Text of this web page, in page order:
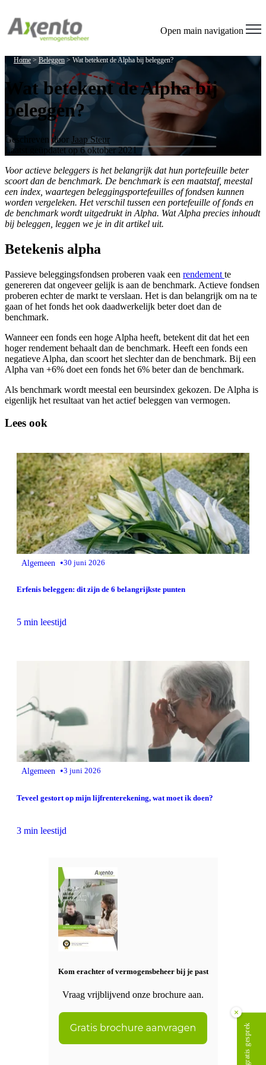
All
Accessibility
screen
reader.
start
the
in
One
Accessibility
screen
reader,
press
"Ctrl
+
/".
shortcut
activates
screen
reader
to
help
you
and
interact
with
the
Open main navigation
Home > Beleggen > Wat betekent de Alpha bij beleggen?
Wat betekent de Alpha bij
beleggen?
Geschreven door Jaap Steur
Laatst geüpdatet op 6 oktober 2021
Voor actieve beleggers is het belangrijk dat hun portefeuille beter
scoort dan de benchmark. De benchmark is een maatstaf, meestal
een index, waartegen beleggingsportefeuilles of fondsen kunnen
worden vergeleken. Het verschil tussen een portefeuille of fonds en
de benchmark wordt uitgedrukt in Alpha. Wat Alpha precies inhoudt
bij beleggen, leggen we je in dit artikel uit.
Betekenis alpha
Passieve beleggingsfondsen proberen vaak een rendement te
genereren dat ongeveer gelijk is aan de benchmark. Actieve fondsen
proberen echter de markt te verslaan. Het is dan belangrijk om na te
gaan of het fonds het ook daadwerkelijk beter doet dan de
benchmark.
Wanneer een fonds een hoge Alpha heeft, betekent dit dat het een
hoger rendement behaalt dan de benchmark. Heeft een fonds een
negatieve Alpha, dan scoort het slechter dan de benchmark. Bij een
Alpha van +6% doet een fonds het 6% beter dan de benchmark.
Als benchmark wordt meestal een beursindex gekozen. De Alpha is
eigenlijk het resultaat van het actief beleggen van vermogen.
Lees ook
Algemeen •30 juni 2026
Erfenis beleggen: dit zijn de 6 belangrijkste punten
5 min leestijd
Algemeen •3 juni 2026
Teveel gestort op mijn lijfrenterekening, wat moet ik doen?
3 min leestijd
Kom erachter of vermogensbeheer bij je past
Vraag vrijblijvend onze brochure aan.
×
Plan gratis gesprek